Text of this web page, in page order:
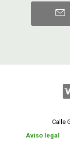
Calle
Aviso legal